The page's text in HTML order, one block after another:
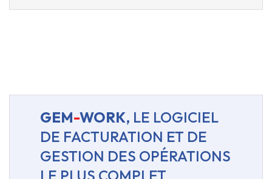
GEM-WORK, LE LOGICIEL
DE FACTURATION ET DE
GESTION DES OPÉRATIONS
LE PLUS COMPLET